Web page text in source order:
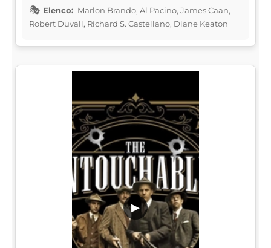
Elenco: Marlon Brando, Al Pacino, James Caan,
Robert Duvall, Richard S. Castellano, Diane Keaton
▶